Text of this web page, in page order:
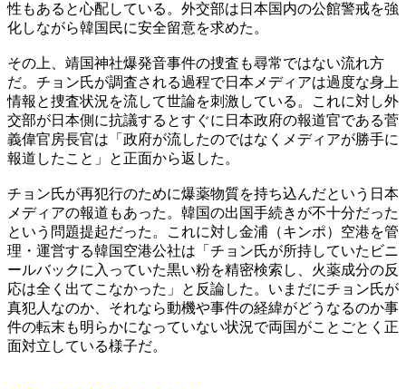
性もあると心配している。外交部は日本国内の公館警戒を強
化しながら韓国民に安全留意を求めた。
その上、靖国神社爆発音事件の捜査も尋常ではない流れ方
だ。チョン氏が調査される過程で日本メディアは過度な身上
情報と捜査状況を流して世論を刺激している。これに対し外
交部が日本側に抗議するとすぐに日本政府の報道官である菅
義偉官房長官は「政府が流したのではなくメディアが勝手に
報道したこと」と正面から返した。
チョン氏が再犯行のために爆薬物質を持ち込んだという日本
メディアの報道もあった。韓国の出国手続きが不十分だった
という問題提起だった。これに対し金浦（キンポ）空港を管
理・運営する韓国空港公社は「チョン氏が所持していたビニ
ールバックに入っていた黒い粉を精密検索し、火薬成分の反
応は全く出てこなかった」と反論した。いまだにチョン氏が
真犯人なのか、それなら動機や事件の経緯がどうなるのか事
件の転末も明らかになっていない状況で両国がことごとく正
面対立している様子だ。